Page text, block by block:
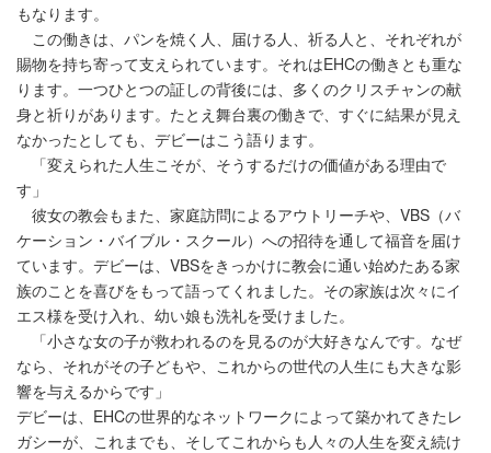
もなります。
この働きは、パンを焼く人、届ける人、祈る人と、それぞれが
賜物を持ち寄って支えられています。それはEHCの働きとも重な
ります。一つひとつの証しの背後には、多くのクリスチャンの献
身と祈りがあります。たとえ舞台裏の働きで、すぐに結果が見え
なかったとしても、デビーはこう語ります。
「変えられた人生こそが、そうするだけの価値がある理由で
す」
彼女の教会もまた、家庭訪問によるアウトリーチや、VBS（バ
ケーション・バイブル・スクール）への招待を通して福音を届け
ています。デビーは、VBSをきっかけに教会に通い始めたある家
族のことを喜びをもって語ってくれました。その家族は次々にイ
エス様を受け入れ、幼い娘も洗礼を受けました。
「小さな女の子が救われるのを見るのが大好きなんです。なぜ
なら、それがその子どもや、これからの世代の人生にも大きな影
響を与えるからです」
デビーは、EHCの世界的なネットワークによって築かれてきたレ
ガシーが、これまでも、そしてこれからも人々の人生を変え続け